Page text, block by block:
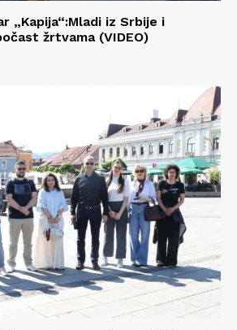
„Kapija“:Mladi iz Srbije i
žrtvama (VIDEO)